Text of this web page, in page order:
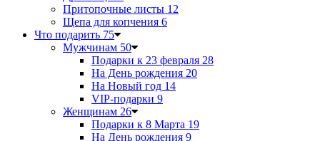
Притопочные листы 12
Щепа для копчения 6
Что подарить 75
Мужчинам 50
Подарки к 23 февраля 28
На День рождения 20
На Новый год 14
VIP-подарки 9
Женщинам 26
Подарки к 8 Марта 19
На День рождения 9